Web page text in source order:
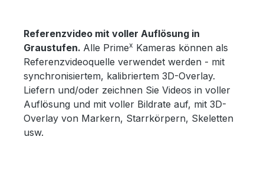
Referenzvideo mit voller Auflösung in
Graustufen. Alle Primex Kameras können als
Referenzvideoquelle verwendet werden - mit
synchronisiertem, kalibriertem 3D-Overlay.
Liefern und/oder zeichnen Sie Videos in voller
Auflösung und mit voller Bildrate auf, mit 3D-
Overlay von Markern, Starrkörpern, Skeletten
usw.